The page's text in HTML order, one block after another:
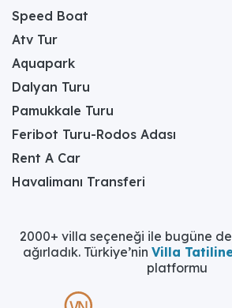
Speed Boat
Atv Tur
Aquapark
Dalyan Turu
Pamukkale Turu
Feribot Turu-Rodos Adası
Rent A Car
Havalimanı Transferi
2000+ villa seçeneği ile bugüne
ağırladık. Türkiye’nin Villa
platformu